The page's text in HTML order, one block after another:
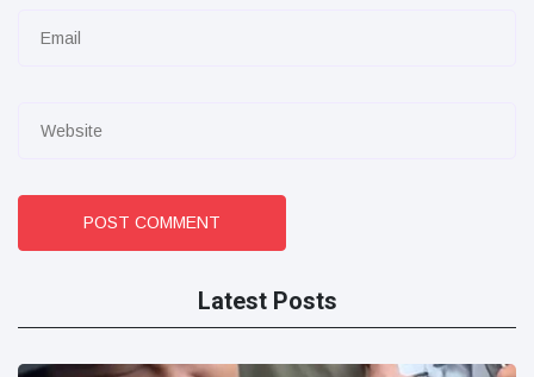
POST COMMENT
Latest Posts